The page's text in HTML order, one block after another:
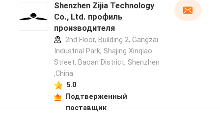
Shenzhen Zijia Technology
Co., Ltd. профиль
производителя
2nd Floor, Building 2, Gangzai
Industrial Park, Shajing Xinqiao
Street, Baoan District, Shenzhen
,China
5.0
Подтверженный
поставщик